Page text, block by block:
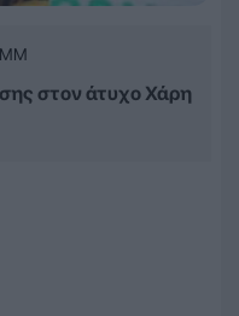
στον άτυχο Χάρη